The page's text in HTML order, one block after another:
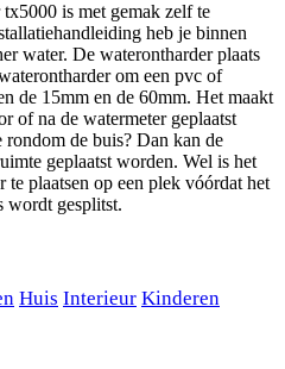
is met gemak zelf te
heb je binnen
water. De waterontharder plaats
om een pvc of
de 15mm en de 60mm. Het maakt
of na de watermeter geplaatst
de buis? Dan kan de
geplaatst worden. Wel is het
plaatsen op een plek vóórdat het
wordt gesplitst.
Huis Interieur Kinderen